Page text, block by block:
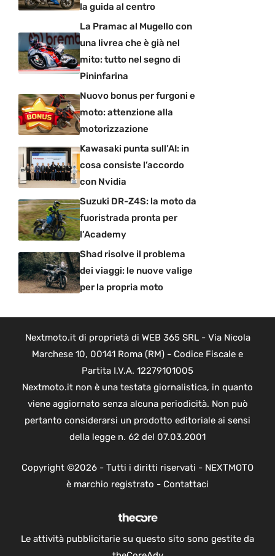
la guida al centro
La Pramac al Mugello con
una livrea che è già nel
mito: tutto nel segno di
Pininfarina
Nuovo bonus per furgoni e
moto: attenzione alla
motorizzazione
Kawasaki punta sull’AI: in
cosa consiste l’accordo
con Nvidia
Suzuki DR-Z4S: la moto da
fuoristrada pronta per
l’Academy
Shad risolve il problema
dei viaggi: le nuove valige
per la propria moto
Nextmoto.it di proprietà di WEB 365 SRL - Via Nicola
Marchese 10, 00141 Roma (RM) - Codice Fiscale e
Partita I.V.A. 12279101005
Nextmoto.it non è una testata giornalistica, in quanto
viene aggiornato senza alcuna periodicità. Non può
pertanto considerarsi un prodotto editoriale ai sensi
della legge n. 62 del 07.03.2001
Copyright ©2026 - Tutti i diritti riservati - NEXTMOTO
è marchio registrato - Contattaci
Le attività pubblicitarie su questo sito sono gestite da